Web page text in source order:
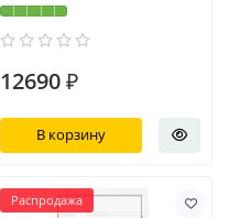
12690 ₽
В корзину
Распродажа